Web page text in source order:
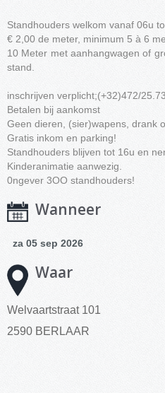
Standhouders welkom vanaf 06u
€ 2,00 de meter, minimum 5 à 6
10 Meter met aanhangwagen of
stand.
inschrijven verplicht;(+32)472/
Betalen bij aankomst
Geen dieren, (sier)wapens, drank
Gratis inkom en parking!
Standhouders blijven tot 16u en
Kinderanimatie aanwezig.
0ngever 3OO standhouders!
Wanneer
za 05 sep 2026
Waar
Welvaartstraat 101
2590 BERLAAR